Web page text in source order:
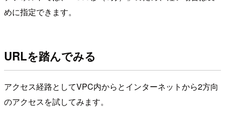
めに指定できます。
URLを踏んでみる
アクセス経路としてVPC内からとインターネットから2方向
のアクセスを試してみます。